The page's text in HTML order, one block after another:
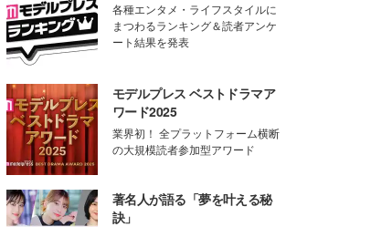
各種エンタメ・ライフスタイルに
まつわるランキング＆読者アンケ
ート結果を発表
モデルプレス ベストドラマア
ワード2025
業界初！ 全プラットフォーム横断
の大規模読者参加型アワード
著名人が語る「夢を叶える秘
訣」